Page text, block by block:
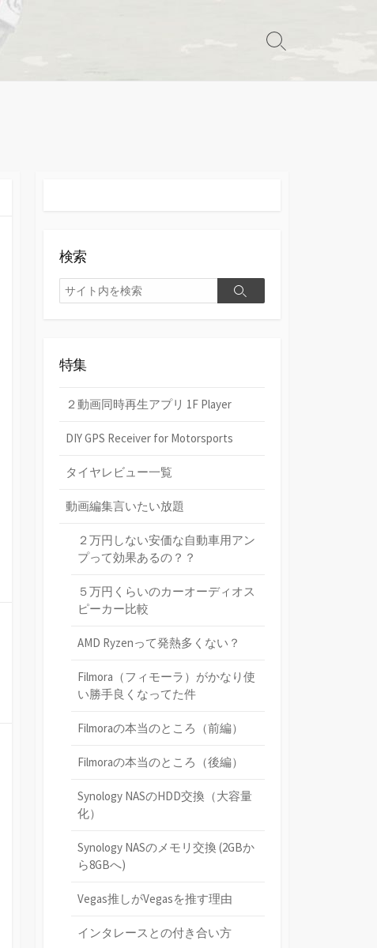
検
切
検索
検
索
検
特集
２動画同時再生アプリ 1F Player
DIY GPS Receiver for Motorsports
タイヤレビュー一覧
動画編集言いたい放題
２万円しない安価な自動車用アン
プって効果あるの？？
５万円くらいのカーオーディオス
ピーカー比較
AMD Ryzenって発熱多くない？
Filmora（フィモーラ）がかなり使
い勝手良くなってた件
Filmoraの本当のところ（前編）
Filmoraの本当のところ（後編）
Synology NASのHDD交換（大容量
化）
Synology NASのメモリ交換 (2GBか
ら8GBへ)
Vegas推しがVegasを推す理由
インタレースとの付き合い方